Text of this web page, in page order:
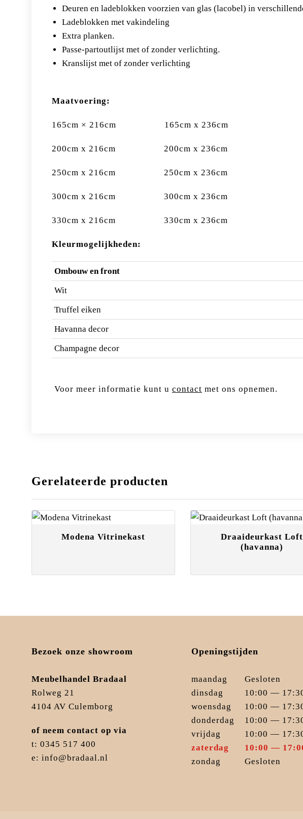
Deuren en ladeblokken voorzien van glas (lacobel) in
Ladeblokken met vakindeling
Extra planken.
Passe-partoutlijst met of zonder verlichting.
Kranslijst met of zonder verlichting
Maatvoering:
165cm × 216cm 165cm x 236cm
200cm x 216cm 200cm x 236cm
250cm x 216cm 250cm x 236cm
300cm x 216cm 300cm x 236cm
330cm x 216cm 330cm x 236cm
Kleurmogelijkheden:
Ombouw en front
Wit
Truffel eiken
Havanna decor
Champagne decor
Voor meer informatie kunt u contact met ons opnemen.
Gerelateerde producten
Modena Vitrinekast
Draaideurkast Loft
(havanna)
Bezoek onze showroom
Meubelhandel Bradaal
Rolweg 21
4104 AV Culemborg
of neem contact op via
t: 0345 517 400
e: info@bradaal.nl
Openingstijden
maandag
Gesloten
dinsdag
10:00 —
woensdag
10:00 —
donderdag
10:00 —
vrijdag
10:00 —
zaterdag
10:00 —
zondag
Gesloten